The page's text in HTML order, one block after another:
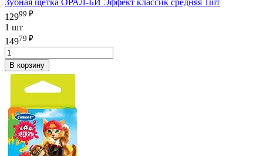
Зубная щетка ОРАЛ-БИ Эффект классик средняя 1шт
12999 ₽
1 шт
14979 ₽
В корзину